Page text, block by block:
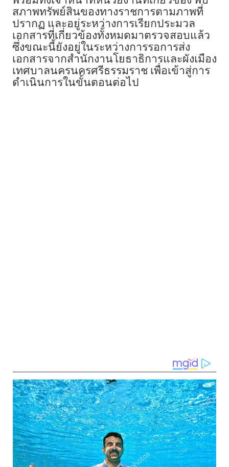
สภาพทรัพย์สินของทางราชการตามภาพที่
ปรากฏ และอยู่ระหว่างการเรียกประมวล
เอกสารที่เกี่ยวข้องทั้งหมดมาตรวจสอบแล้ว
ซึ่งขณะนี้ยังอยู่ในระหว่างการรอการส่ง
เอกสารจากสำนักงานโยธาธิการและผังเมือง
เทศบาลนครนครศรีธรรมราช เพื่อเข้าสู่การ
ดำเนินการในขั้นตอนต่อไป